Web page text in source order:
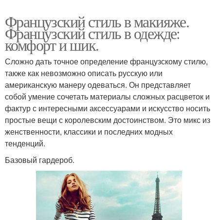
Французский стиль в макияже.
Французский стиль в одежде:
комфорт и шик.
Сложно дать точное определение французскому стилю,
также как невозможно описать русскую или
американскую манеру одеваться. Он представляет
собой умение сочетать материалы сложных расцветок и
фактур с интересными аксессуарами и искусство носить
простые вещи с королевским достоинством. Это микс из
женственности, классики и последних модных
тенденций.
Базовый гардероб.